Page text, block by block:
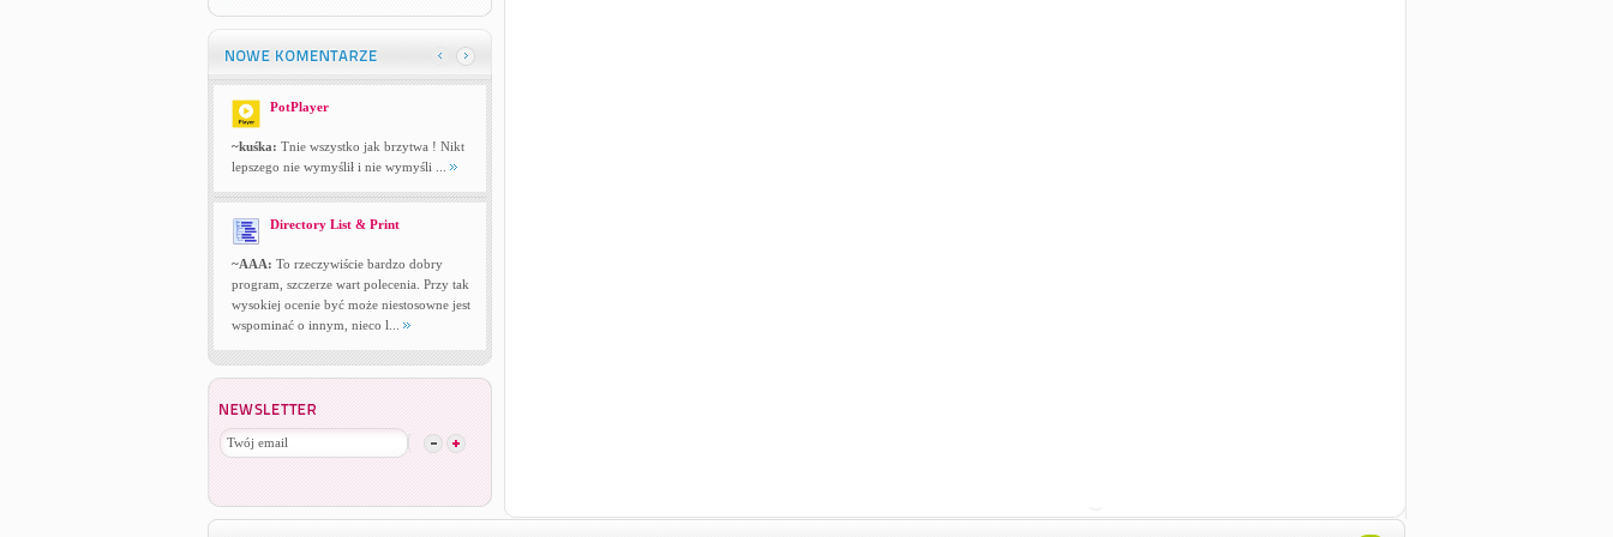
PotPlayer
~kuśka: Tnie wszystko jak brzytwa ! Nikt
lepszego nie wymyślił i nie wymyśli ...
Directory List & Print
~AAA: To rzeczywiście bardzo dobry
program, szczerze wart polecenia. Przy tak
wysokiej ocenie być może niestosowne jest
wspominać o innym, nieco l...